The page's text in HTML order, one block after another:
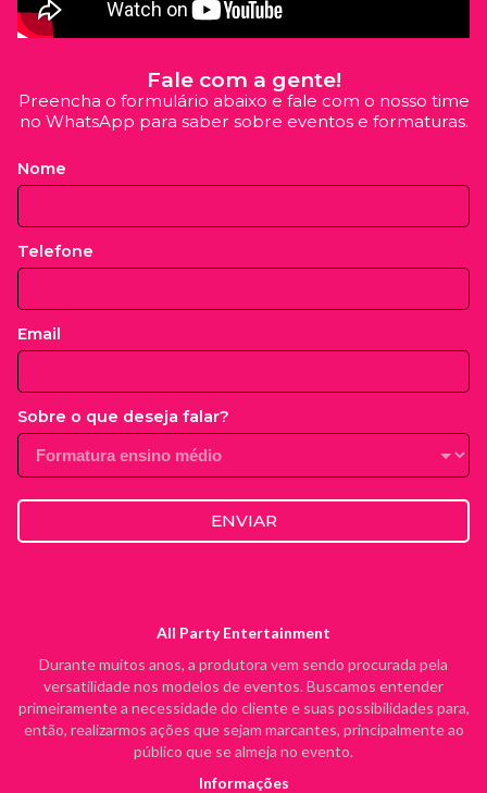
Fale com a gente!
Preencha o formulário abaixo e fale com o nosso time
no WhatsApp para saber sobre eventos e formaturas.
Nome
Telefone
Email
Sobre o que deseja falar?
ENVIAR
All Party Entertainment
Durante muitos anos, a produtora vem sendo procurada pela
versatilidade nos modelos de eventos. Buscamos entender
primeiramente a necessidade do cliente e suas possibilidades para,
então, realizarmos ações que sejam marcantes, principalmente ao
público que se almeja no evento.
Informações